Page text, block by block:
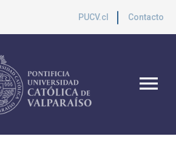
PUCV.cl Contacto
menu